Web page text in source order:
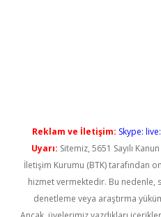
Reklam ve İletişim: Skype:
Uyarı: Sitemiz, 5651 Sayılı
İletişim Kurumu (BTK) tarafından
hizmet vermektedir. Bu
denetleme veya araştırma